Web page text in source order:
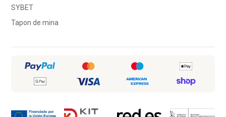
SYBET
Tapon de mina